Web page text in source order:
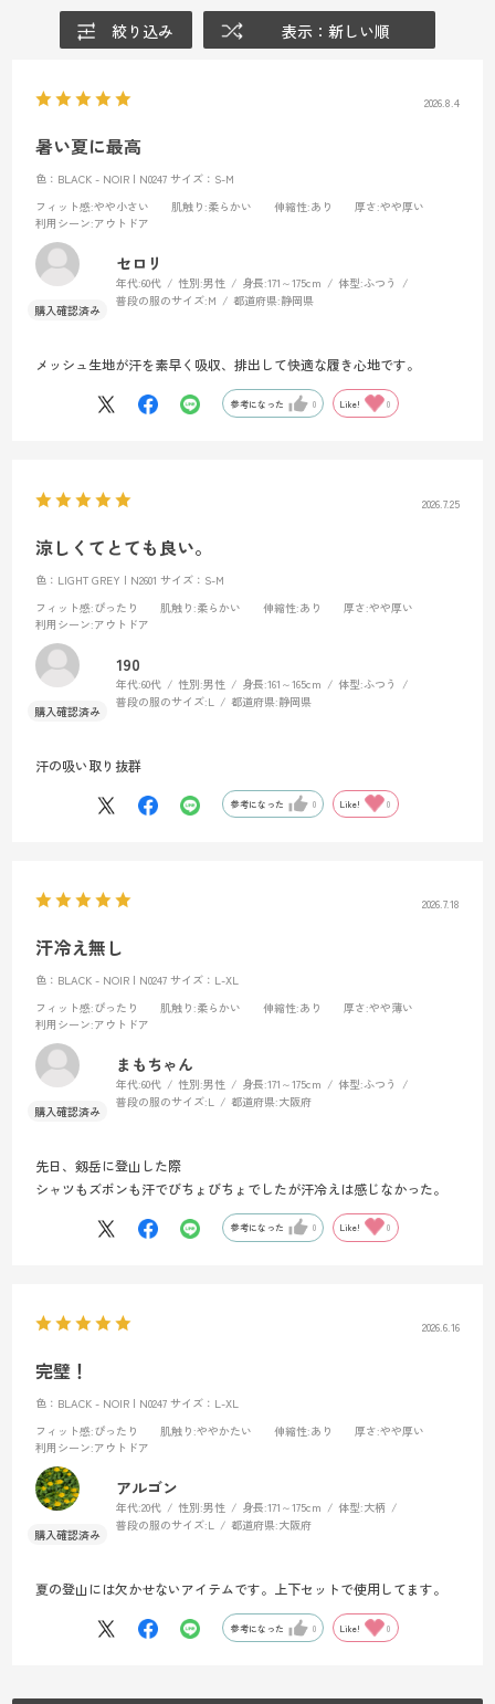
絞り込み 表示：新しい順
2026.8.4
暑い夏に最高
色：BLACK - NOIR | N0247 サイズ：S-M
フィット感:やや小さい 肌触り :柔らかい 伸縮性:あり 厚さ:やや厚い
利用シーン:アウトドア
セロリ
年代:60代 性別:男性 身長:171～175cm 体型:ふつう
普段の服のサイズ:M 都道府県:静岡県
メッシュ生地が汗を素早く吸収、排出して快適な履き心地です。
参考になった 0 Like! 0
2026.7.25
涼しくてとても良い。
色：LIGHT GREY | N2601 サイズ：S-M
フィット感:ぴったり 肌触り :柔らかい 伸縮性:あり 厚さ:やや厚い
利用シーン:アウトドア
190
年代:60代 性別:男性 身長:161～165cm 体型:ふつう
普段の服のサイズ:L 都道府県:静岡県
汗の吸い取り抜群
参考になった 0 Like! 0
2026.7.18
汗冷え無し
色：BLACK - NOIR | N0247 サイズ：L-XL
フィット感:ぴったり 肌触り :柔らかい 伸縮性:あり 厚さ:やや薄い
利用シーン:アウトドア
まもちゃん
年代:60代 性別:男性 身長:171～175cm 体型:ふつう
普段の服のサイズ:L 都道府県:大阪府
先日、剱岳に登山した際
シャツもズボンも汗でびちょびちょでしたが汗冷えは感じなかった。
参考になった 0 Like! 0
2026.6.16
完璧！
色：BLACK - NOIR | N0247 サイズ：L-XL
フィット感:ぴったり 肌触り :ややかたい 伸縮性:あり 厚さ:やや厚い
利用シーン:アウトドア
アルゴン
年代:20代 性別:男性 身長:171～175cm 体型:大柄
普段の服のサイズ:L 都道府県:大阪府
夏の登山には欠かせないアイテムです。上下セットで使用してます。
参考になった 0 Like! 0